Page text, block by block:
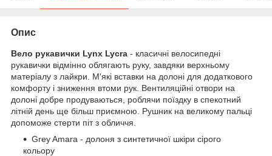
Опис
Вело рукавички Lynx Lycra - класичні велосипедні
рукавички відмінно облягають руку, завдяки верхньому
матеріалу з лайкри. М'які вставки на долоні для додаткового
комфорту і зниження втоми рук. Вентиляційні отвори на
долоні добре продуваються, роблячи поїздку в спекотний
літній день ще більш приємною. Рушник на великому пальці
допоможе стерти піт з обличчя.
Grey Amara - долоня з синтетичної шкіри сірого
кольору